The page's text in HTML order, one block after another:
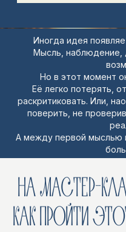
Иногда идея
Мысль, наблюдение,
Но в этот момент
Её легко потерять,
раскритиковать. Или,
поверить, не
А между первой мыслью
НА МАСТЕР-
КАК ПРОЙТИ
МЫ ПРЕДСТАВИМ
ICAR-MC, КОТОРЫЙ
ПОМОГАЕТ: